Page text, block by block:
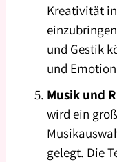
Kreativität
und Gestik
und
Musik und
wird ein
gelegt. Die